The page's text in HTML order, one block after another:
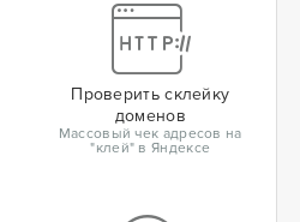
Проверить склейку
доменов
Массовый чек адресов на
"клей" в Яндексе